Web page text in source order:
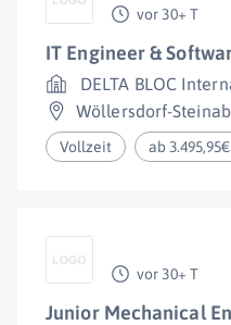
vor 30+ T
IT Engineer &
DELTA BLOC
Wöllersdorf-
Vollzeit ab
vor 30+ T
Junior Mechanical